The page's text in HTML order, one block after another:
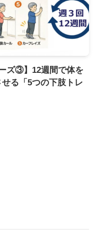
ズ③】12週間で体を
る「5つの下肢トレ